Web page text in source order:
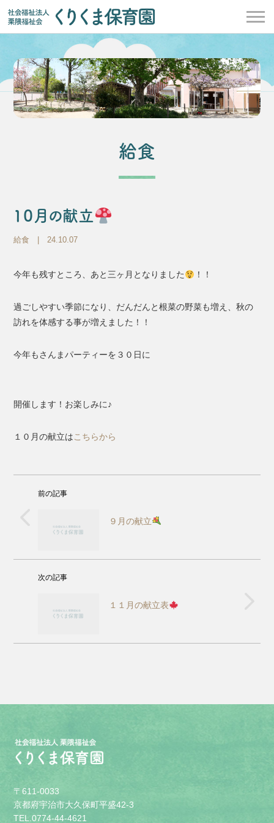
給食
１０月の献立
給食 | 24.10.07
今年も残すところ、あと三ヶ月となりました ！！
過ごしやすい季節になり、だんだんと根菜の野菜も増え、秋の
訪れを体感する事が増えました！！
今年もさんまパーティーを３０日に
開催します！お楽しみに♪
１０月の献立はこちらから
前の記事
９月の献立
次の記事
１１月の献立表
〒611-0033
京都府宇治市大久保町平盛42-3
TEL.0774-44-4621